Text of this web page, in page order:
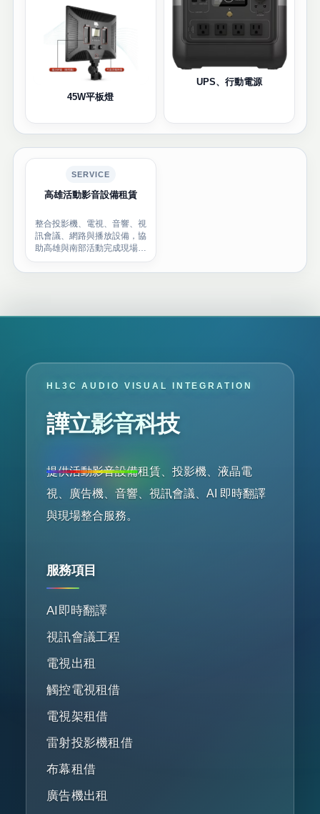
45W平板燈
UPS、行動電源
SERVICE
高雄活動影音設備租賃
整合投影機、電視、音響、視
訊會議、網路與播放設備，協
助高雄與南部活動完成現場影
音配置。
HL3C AUDIO VISUAL INTEGRATION
譁立影音科技
提供活動影音設備租賃、投影機、液晶電
視、廣告機、音響、視訊會議、AI 即時翻譯
與現場整合服務。
服務項目
AI即時翻譯
視訊會議工程
電視出租
觸控電視租借
電視架租借
雷射投影機租借
布幕租借
廣告機出租